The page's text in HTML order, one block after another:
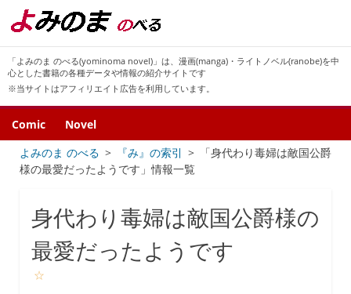
「よみのま のべる(yominoma novel)」は、漫画(manga)・ライトノベル(ranobe)を中
心とした書籍の各種データや情報の紹介サイトです
※当サイトはアフィリエイト広告を利用しています。
Comic
Novel
よみのま のべる
『み』の索引
「身代わり毒婦は敵国公爵
様の最愛だったようです」情報一覧
身代わり毒婦は敵国公爵様の
最愛だったようです
☆